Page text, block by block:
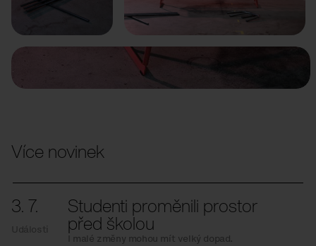
Předchozí Další
Více novinek
3. 7.
Události
Studenti proměnili prostor
před školou
I malé změny mohou mít velký dopad.